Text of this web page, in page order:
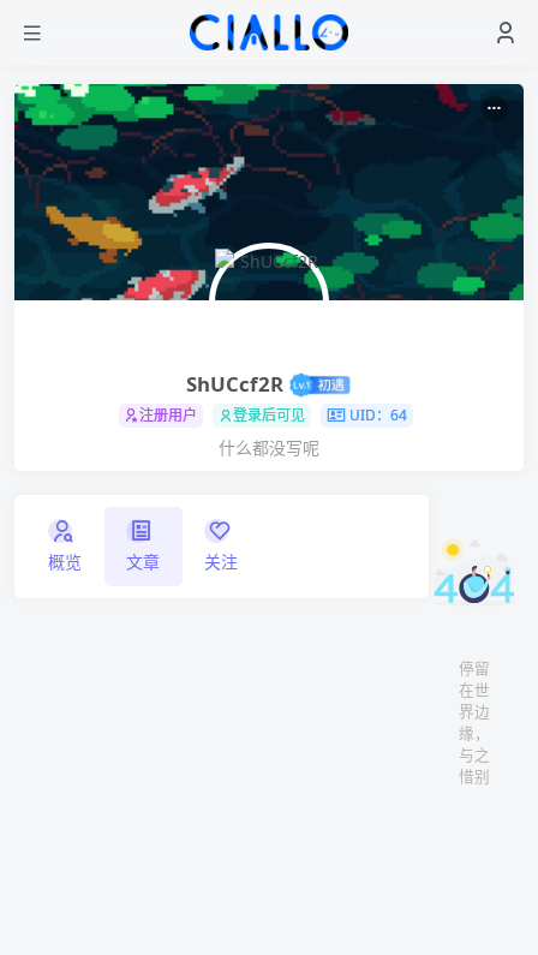
ShUCcf2R
注册用户 登录后可见 UID：64
什么都没写呢
概览 文章 关注
停留
在世
界边
缘，
与之
惜别